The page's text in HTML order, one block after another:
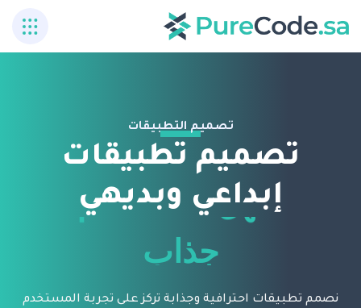
تصميم التطبيقات
تصميم تطبيقات
إبداعي وبديهي
سهل الاستخدام
جذاب
تطبيقات جميلة
نصمم تطبيقات احترافية وجذابة تركز على تجربة المستخدم